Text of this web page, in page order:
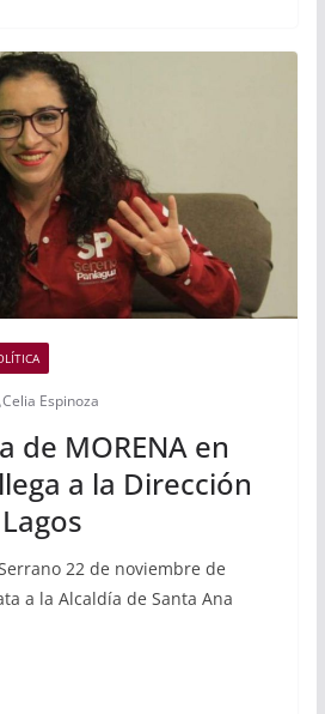
Celia Espinoza
de MORENA en
a la Dirección
22 de noviembre de
a la Alcaldía de Santa Ana